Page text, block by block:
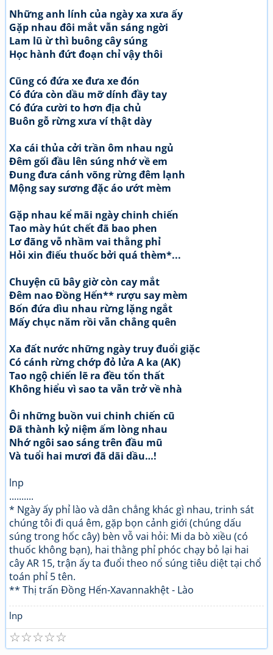
Những anh lính của ngày xa xưa ấy
Gặp nhau đôi mắt vẫn sáng ngời
Lam lũ ừ thì buông cây súng
Học hành đứt đoạn chỉ vậy thôi
Cũng có đứa xe đưa xe đón
Có đứa còn dầu mỡ dính đầy tay
Có đứa cười to hơn địa chủ
Buôn gỗ rừng xưa ví thật dày
Xa cái thủa cởi trần ôm nhau ngủ
Đêm gối đầu lên súng nhớ về em
Đung đưa cánh võng rừng đêm lạnh
Mộng say sương đặc áo ướt mèm
Gặp nhau kể mãi ngày chinh chiến
Tao mày hút chết đã bao phen
Lơ đãng vỗ nhầm vai thằng phỉ
Hỏi xin điếu thuốc bởi quá thèm*...
Chuyện cũ bây giờ còn cay mắt
Đêm nao Đồng Hến** rượu say mèm
Bốn đứa dìu nhau rừng lặng ngắt
Mấy chục năm rồi vẫn chẳng quên
Xa đất nước những ngày truy đuổi giặc
Có cánh rừng chớp đỏ lửa A ka (AK)
Tao ngộ chiến lẽ ra đều tổn thất
Không hiểu vì sao ta vẫn trở về nhà
Ôi những buồn vui chinh chiến cũ
Đã thành kỷ niệm ấm lòng nhau
Nhớ ngôi sao sáng trên đầu mũ
Và tuổi hai mươi đã dãi dầu…!
lnp
..........
* Ngày ấy phỉ lào và dân chẳng khác gì nhau, trinh sát
chúng tôi đi quá êm, gặp bọn cảnh giới (chúng dấu
súng trong hốc cây) bèn vỗ vai hỏi: Mi da bò xiều (có
thuốc không bạn), hai thằng phỉ phóc chạy bỏ lại hai
cây AR 15, trận ấy ta đuổi theo nổ súng tiêu diệt tại chổ
toán phỉ 5 tên.
** Thị trấn Đồng Hến-Xavannakhệt - Lào
lnp
☆
☆
☆
☆
☆